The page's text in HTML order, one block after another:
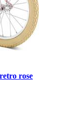
rose